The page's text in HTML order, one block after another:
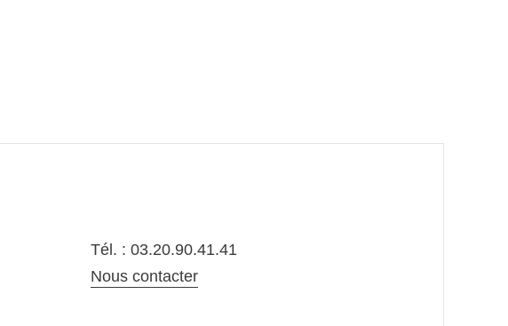
Tél. : 03.20.90.41.41
Nous contacter